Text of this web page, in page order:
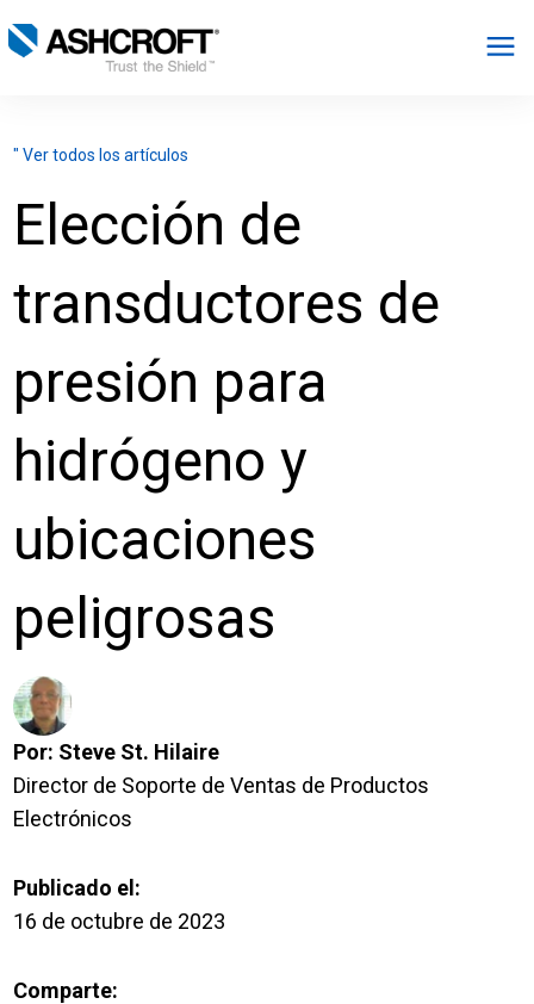
Recursos
Acerca de
Seleccionar región
Inicio de sesión
Carreras profesionales
Póngase en contacto con
Solicitar presupuesto
" Ver todos los artículos
Elección de
transductores de
presión para
hidrógeno y
ubicaciones
peligrosas
Por: Steve St. Hilaire
Director de Soporte de Ventas de Productos
Electrónicos
Publicado el:
16 de octubre de 2023
Comparte: